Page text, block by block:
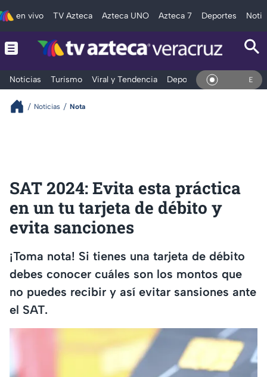
en vivo TV Azteca Azteca UNO Azteca 7 Deportes
Noticias Turismo Viral y Tendencia Deportes Espectáculos
En Vivo
Noticias Nota
SAT 2024: Evita esta práctica
en un tu tarjeta de débito y
evita sanciones
¡Toma nota! Si tienes una tarjeta de débito
debes conocer cuáles son los montos que
no puedes recibir y así evitar sansiones ante
el SAT.